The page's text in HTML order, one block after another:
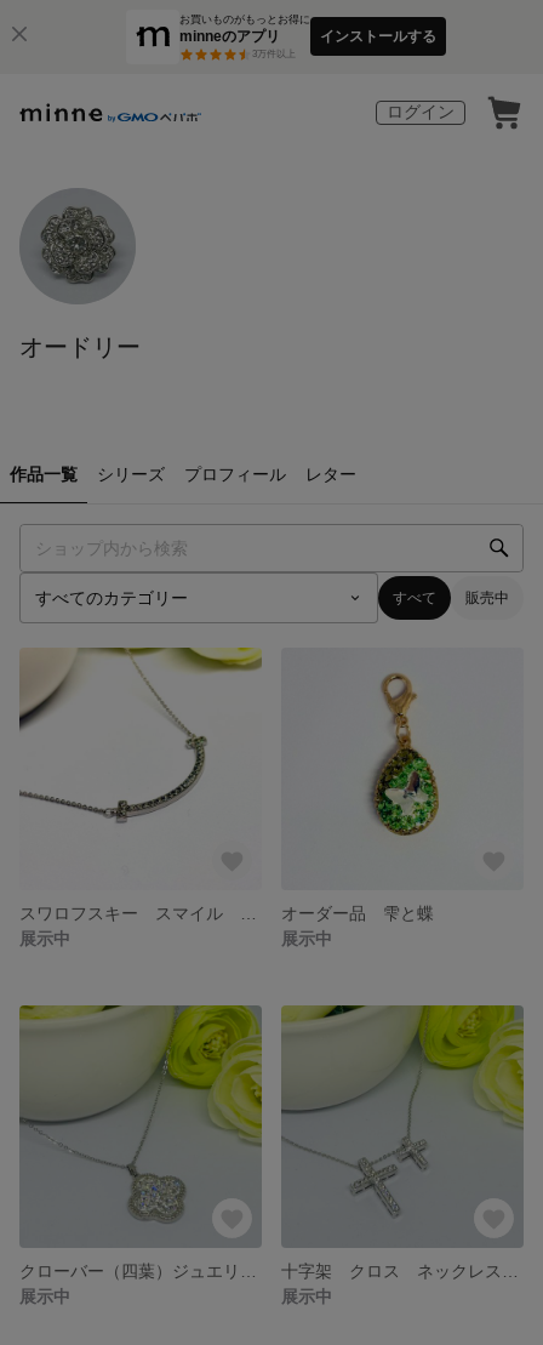
お買いものがもっとお得に
minneのアプリ
3万件以上
インストールする
ログイン
オードリー
作品一覧 シリーズ プロフィール レター
すべて 販売中
展示中
オーダー品 雫と蝶
展示中
展示中
展示中